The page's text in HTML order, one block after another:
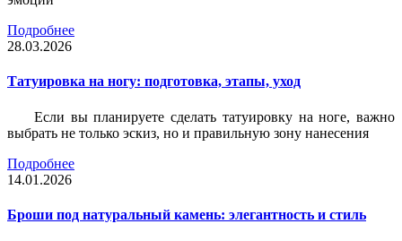
Подробнее
28.03.2026
Татуировка на ногу: подготовка, этапы, уход
Если вы планируете сделать татуировку на ноге, важно
выбрать не только эскиз, но и правильную зону нанесения
Подробнее
14.01.2026
Броши под натуральный камень: элегантность и стиль